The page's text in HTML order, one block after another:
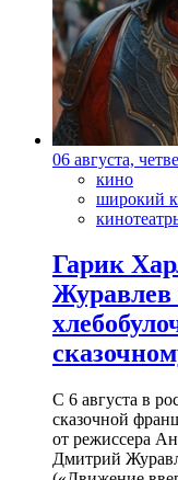
06 августа,
кино
широкий
Гарик
Журавлев
С 6 августа в
сказочной
от режиссера
Дмитрий